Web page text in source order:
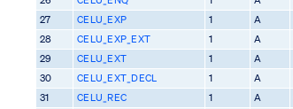
27
CELU_EXP 1 A
28
CELU_EXP_EXT 1 A
29
CELU_EXT 1 A
30
CELU_EXT_DECL 1 A
31
CELU_REC 1 A